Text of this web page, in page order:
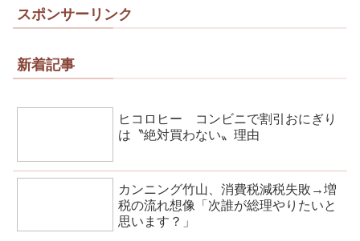
スポンサーリンク
新着記事
ヒコロヒー コンビニで割引おにぎり
は〝絶対買わない〟理由
カンニング竹山、消費税減税失敗→増
税の流れ想像「次誰が総理やりたいと
思います？」